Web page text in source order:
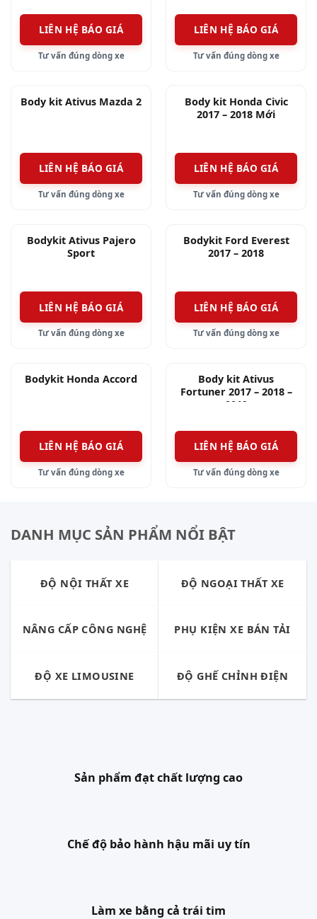
Ô tô Tuấn là một trong những địa chỉ tin cậy
nhất Thành phố Hồ Chí Minh, bởi vì chúng tôi:
không rẻ nhất, nhưng hợp lý nhất và tư vấn tận
LIÊN HỆ BÁO GIÁ
Tư vấn đúng dòng xe
LIÊN HỆ BÁO GIÁ
Tư vấn đúng dòng xe
Body kit Ativus Mazda 2
LIÊN HỆ BÁO GIÁ
Tư vấn đúng dòng xe
Body kit Honda Civic
2017 – 2018 Mới
LIÊN HỆ BÁO GIÁ
Tư vấn đúng dòng xe
Bodykit Ativus Pajero
Sport
LIÊN HỆ BÁO GIÁ
Tư vấn đúng dòng xe
Bodykit Ford Everest
2017 – 2018
LIÊN HỆ BÁO GIÁ
Tư vấn đúng dòng xe
Bodykit Honda Accord
LIÊN HỆ BÁO GIÁ
Tư vấn đúng dòng xe
Body kit Ativus
Fortuner 2017 – 2018 –
2019
LIÊN HỆ BÁO GIÁ
Tư vấn đúng dòng xe
DANH MỤC SẢN PHẨM NỔI BẬT
ĐỘ NỘI THẤT XE ĐỘ NGOẠI THẤT XE
NÂNG CẤP CÔNG NGHỆ PHỤ KIỆN XE BÁN TẢI
ĐỘ XE LIMOUSINE ĐỘ GHẾ CHỈNH ĐIỆN
Sản phẩm đạt chất lượng cao
Chế độ bảo hành hậu mãi uy tín
Làm xe bằng cả trái tim